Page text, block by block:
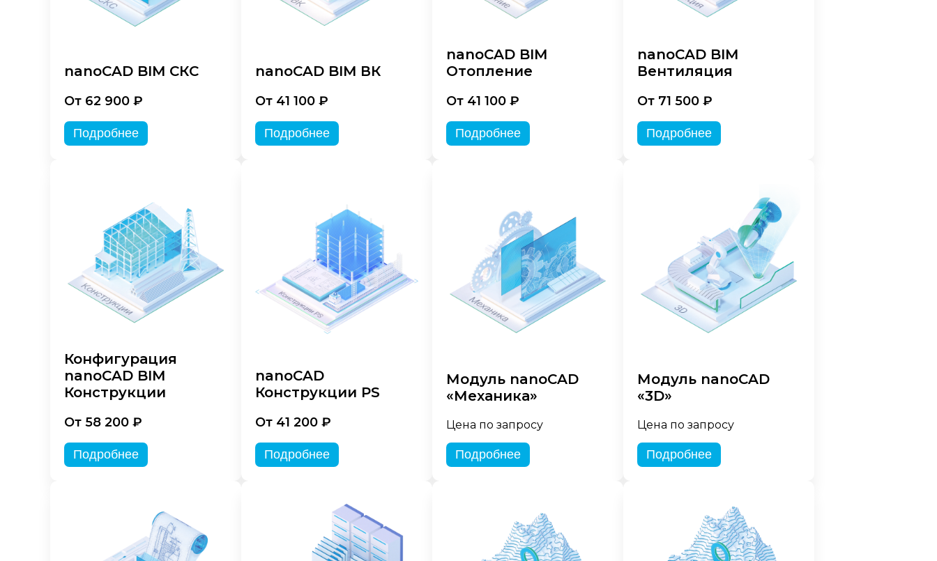
nanoCAD BIM СКС
От 62 900 ₽
Подробнее
nanoCAD BIM ВК
От 41 100 ₽
Подробнее
nanoCAD BIM
Отопление
От 41 100 ₽
Подробнее
nanoCAD BIM
Вентиляция
От 71 500 ₽
Подробнее
Конфигурация
nanoCAD BIM
Конструкции
От 58 200 ₽
Подробнее
nanoCAD
Конструкции PS
От 41 200 ₽
Подробнее
Модуль nanoCAD
«Механика»
Цена по запросу
Подробнее
Модуль nanoCAD
«3D»
Цена по запросу
Подробнее